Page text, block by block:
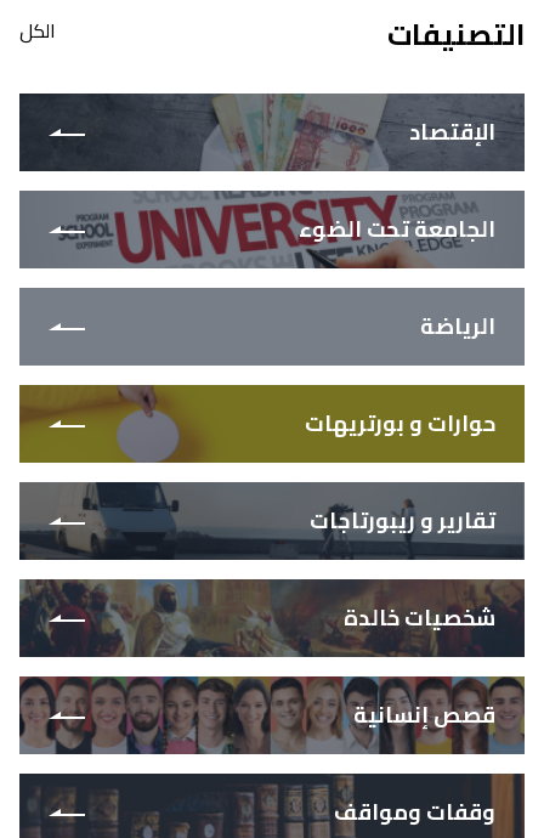
التصنيفات الكل
الإقتصاد
الجامعة تحت الضوء
الرياضة
حوارات و بورتريهات
تقارير و ريبورتاجات
شخصيات خالدة
قصص إنسانية
وقفات ومواقف